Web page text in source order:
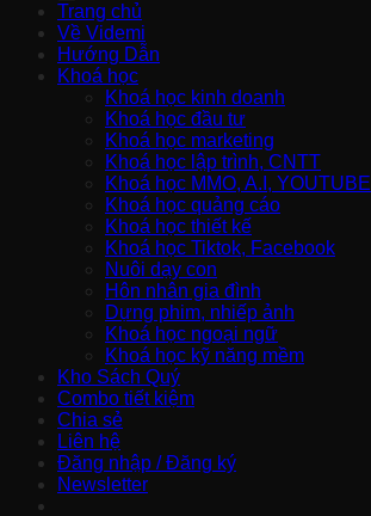
Trang chủ
Về Videmi
Hướng Dẫn
Khoá học
Khoá học kinh doanh
Khoá học đầu tư
Khoá học marketing
Khoá học lập trình, CNTT
Khoá học MMO, A.I, YOUTUBE
Khoá học quảng cáo
Khoá học thiết kế
Khoá học Tiktok, Facebook
Nuôi dạy con
Hôn nhân gia đình
Dựng phim, nhiếp ảnh
Khoá học ngoại ngữ
Khoá học kỹ năng mềm
Kho Sách Quý
Combo tiết kiệm
Chia sẻ
Liên hệ
Đăng nhập / Đăng ký
Newsletter